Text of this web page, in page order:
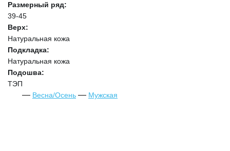
Размерный ряд:
39-45
Верх:
Натуральная кожа
Подкладка:
Натуральная кожа
Подошва:
ТЭП
Весна/Осень
Мужская